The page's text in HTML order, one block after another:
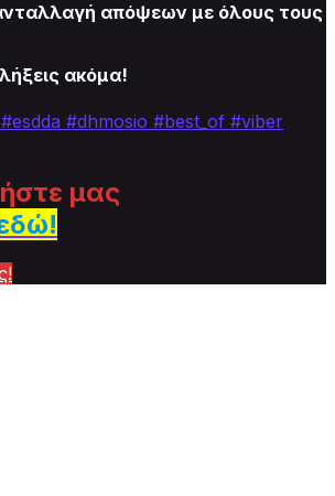
απόψεων με όλους τους
ακόμα!
#esdda #dhmosio #best_of #viber
μας